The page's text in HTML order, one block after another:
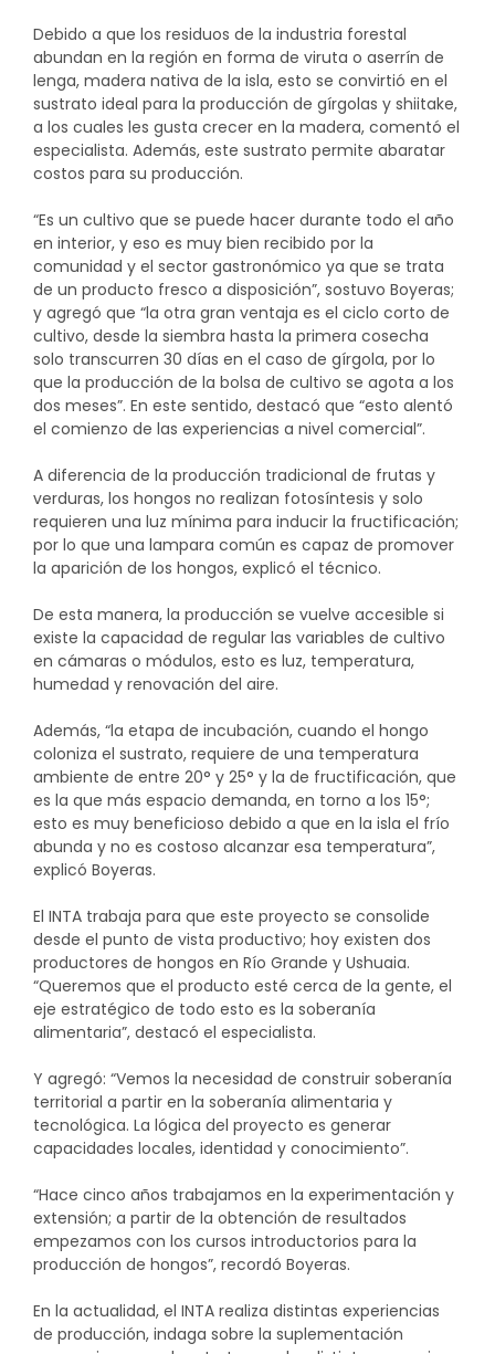
Debido a que los residuos de la industria forestal
abundan en la región en forma de viruta o aserrín de
lenga, madera nativa de la isla, esto se convirtió en el
sustrato ideal para la producción de gírgolas y shiitake,
a los cuales les gusta crecer en la madera, comentó el
especialista. Además, este sustrato permite abaratar
costos para su producción.
“Es un cultivo que se puede hacer durante todo el año
en interior, y eso es muy bien recibido por la
comunidad y el sector gastronómico ya que se trata
de un producto fresco a disposición”, sostuvo Boyeras;
y agregó que “la otra gran ventaja es el ciclo corto de
cultivo, desde la siembra hasta la primera cosecha
solo transcurren 30 días en el caso de gírgola, por lo
que la producción de la bolsa de cultivo se agota a los
dos meses”. En este sentido, destacó que “esto alentó
el comienzo de las experiencias a nivel comercial”.
A diferencia de la producción tradicional de frutas y
verduras, los hongos no realizan fotosíntesis y solo
requieren una luz mínima para inducir la fructificación;
por lo que una lampara común es capaz de promover
la aparición de los hongos, explicó el técnico.
De esta manera, la producción se vuelve accesible si
existe la capacidad de regular las variables de cultivo
en cámaras o módulos, esto es luz, temperatura,
humedad y renovación del aire.
Además, “la etapa de incubación, cuando el hongo
coloniza el sustrato, requiere de una temperatura
ambiente de entre 20° y 25° y la de fructificación, que
es la que más espacio demanda, en torno a los 15°;
esto es muy beneficioso debido a que en la isla el frío
abunda y no es costoso alcanzar esa temperatura”,
explicó Boyeras.
El INTA trabaja para que este proyecto se consolide
desde el punto de vista productivo; hoy existen dos
productores de hongos en Río Grande y Ushuaia.
“Queremos que el producto esté cerca de la gente, el
eje estratégico de todo esto es la soberanía
alimentaria”, destacó el especialista.
Y agregó: “Vemos la necesidad de construir soberanía
territorial a partir en la soberanía alimentaria y
tecnológica. La lógica del proyecto es generar
capacidades locales, identidad y conocimiento”.
“Hace cinco años trabajamos en la experimentación y
extensión; a partir de la obtención de resultados
empezamos con los cursos introductorios para la
producción de hongos”, recordó Boyeras.
En la actualidad, el INTA realiza distintas experiencias
de producción, indaga sobre la suplementación